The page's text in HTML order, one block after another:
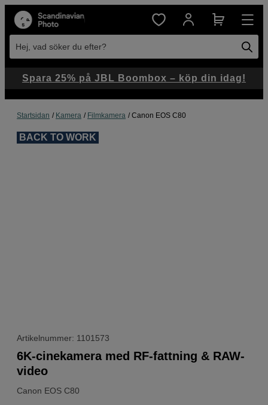
Hej, vad söker du efter?
Startsidan Kamera Filmkamera Canon EOS C80
BACK TO WORK
Artikelnummer: 1101573
Canon EOS C80
6K-cinekamera med RF-fattning & RAW-
video
Spara 25% på JBL Boombox – köp din idag!